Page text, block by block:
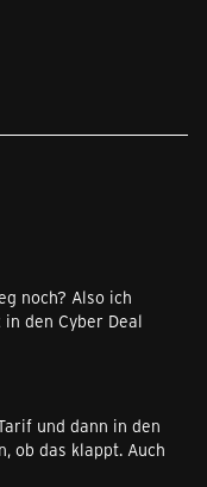
noch? Also ich
den Cyber Deal
und dann in den
ob das klappt. Auch